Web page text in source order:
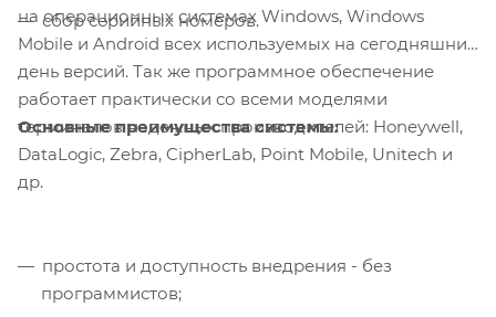
сбор серийных номеров.
на операционных системах Windows, Windows
Mobile и Android всех используемых на сегодняшний
день версий. Так же программное обеспечение
работает практически со всеми моделями
терминалов надежных производителей: Honeywell,
DataLogic, Zebra, CipherLab, Point Mobile, Unitech и
др.
Основные преимущества системы:
простота и доступность внедрения - без
программистов;